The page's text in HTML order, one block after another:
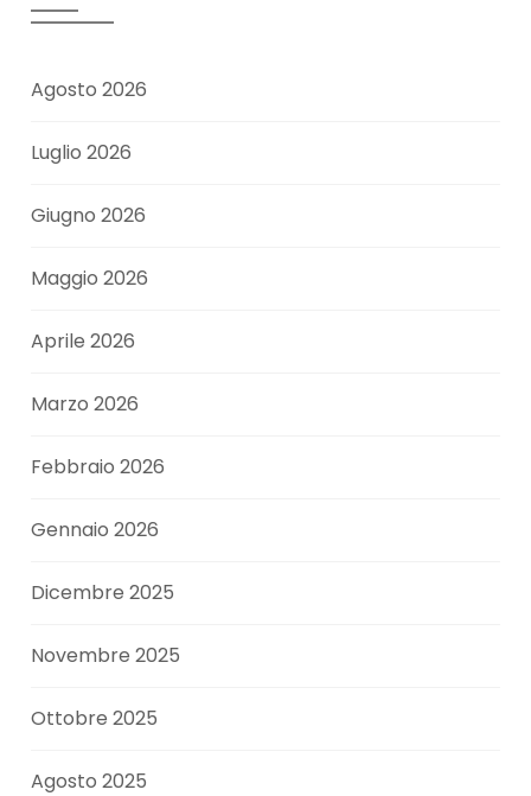
Agosto 2026
Luglio 2026
Giugno 2026
Maggio 2026
Aprile 2026
Marzo 2026
Febbraio 2026
Gennaio 2026
Dicembre 2025
Novembre 2025
Ottobre 2025
Agosto 2025